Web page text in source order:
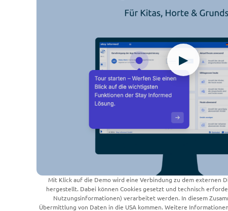
Mit Klick auf die Demo wird eine Verbindung zu dem externen
hergestellt. Dabei können Cookies gesetzt und technisch
Nutzungsinformationen) verarbeitet werden. In diesem
Übermittlung von Daten in die USA kommen. Weitere